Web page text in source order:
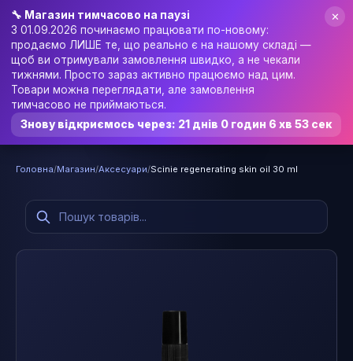
Послуги Ціни Відгуки 🎁 Подарункова карта
🛍️ Shop 📰 Blog UK ▼ Увійти
Записатися онлайн
Головна/Магазин/Аксесуари/Scinie regenerating skin oil 30 ml
🔧 Магазин тимчасово на паузі
З 01.09.2026 починаємо працювати по-новому:
продаємо ЛИШЕ те, що реально є на нашому складі —
щоб ви отримували замовлення швидко, а не чекали
тижнями. Просто зараз активно працюємо над цим.
Товари можна переглядати, але замовлення
тимчасово не приймаються.
Знову відкриємось через: 21 днів 0 годин 6 хв 53 сек
✕